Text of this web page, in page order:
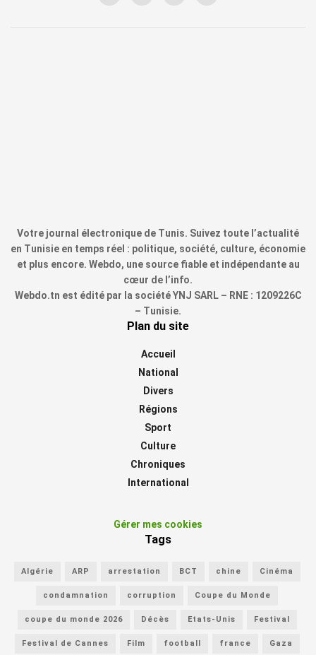
Votre journal électronique de Tunis. Suivez toute l’actualité
en Tunisie en temps réel : politique, société, culture, économie
et plus encore. Webdo, une source fiable et indépendante au
cœur de l’info.
Webdo.tn est édité par la société YNJ SARL – RNE : 1209226C
– Tunisie.
Plan du site
Accueil
National
Divers
Régions
Sport
Culture
Chroniques
International
Gérer mes cookies
Tags
Algérie ARP arrestation BCT chine Cinéma
condamnation corruption Coupe du Monde
coupe du monde 2026 Décès Etats-Unis Festival
Festival de Cannes Film football france Gaza